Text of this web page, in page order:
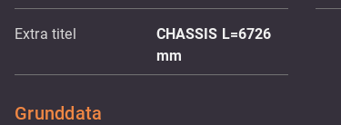
Extra titel
CHASSIS L=6726
mm
Grunddata